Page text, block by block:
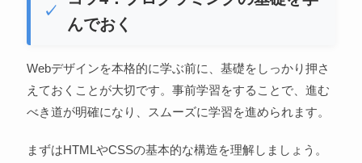
んでおく
Webデザインを本格的に学ぶ前に、基礎をしっかり押さ
えておくことが大切です。事前学習をすることで、進む
べき道が明確になり、スムーズに学習を進められます。
まずはHTMLやCSSの基本的な構造を理解しましょう。